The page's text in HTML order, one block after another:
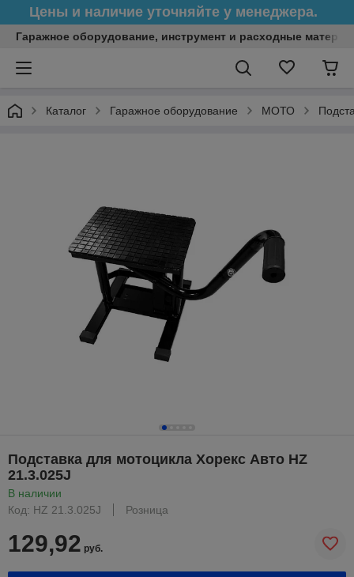
Цены и наличие уточняйте у менеджера.
Гаражное оборудование, инструмент и расходные
Каталог Гаражное оборудование МОТО
Подставка для мотоцикла Хорекс Авто HZ
21.3.025J
В наличии
Код: HZ 21.3.025J
Розница
129,92 руб.